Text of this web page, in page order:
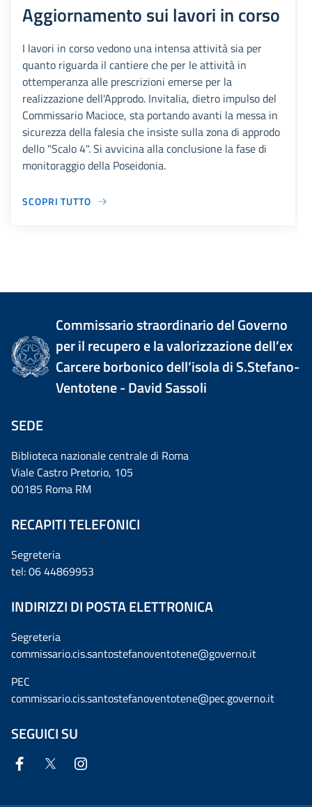
Aggiornamento sui lavori in corso
I lavori in corso vedono una intensa attività sia per
quanto riguarda il cantiere che per le attività in
ottemperanza alle prescrizioni emerse per la
realizzazione dell'Approdo. Invitalia, dietro impulso del
Commissario Macioce, sta portando avanti la messa in
sicurezza della falesia che insiste sulla zona di approdo
dello "Scalo 4". Si avvicina alla conclusione la fase di
monitoraggio della Poseidonia.
SCOPRI TUTTO
Commissario straordinario del Governo
per il recupero e la valorizzazione dell’ex
Carcere borbonico dell’isola di S.Stefano-
Ventotene - David Sassoli
SEDE
Biblioteca nazionale centrale di Roma
Viale Castro Pretorio, 105
00185 Roma RM
RECAPITI TELEFONICI
Segreteria
tel: 06 44869953
INDIRIZZI DI POSTA ELETTRONICA
Segreteria
commissario.cis.santostefanoventotene@governo.it
PEC
commissario.cis.santostefanoventotene@pec.governo.it
SEGUICI SU